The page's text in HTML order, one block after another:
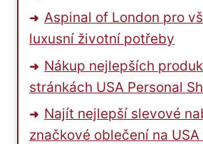
Aspinal of London pro
luxusní životní potřeby
Nákup nejlepších
stránkách USA Personal
Najít nejlepší slevové
značkové oblečení na USA